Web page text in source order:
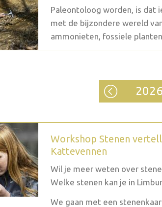
Paleontoloog worden, is dat
met de bijzondere wereld
ammonieten, fossiele
Workshop Stenen
Kattevennen
Wil je meer weten over
Welke stenen kan je in
We gaan met een